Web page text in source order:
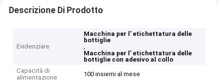
Descrizione Di Prodotto
Evidenziare
Macchina per l' etichettatura delle
bottiglie
,
Macchina per l' etichettatura delle
bottiglie con adesivo al collo
Capacità di
alimentazione
100 insiemi al mese